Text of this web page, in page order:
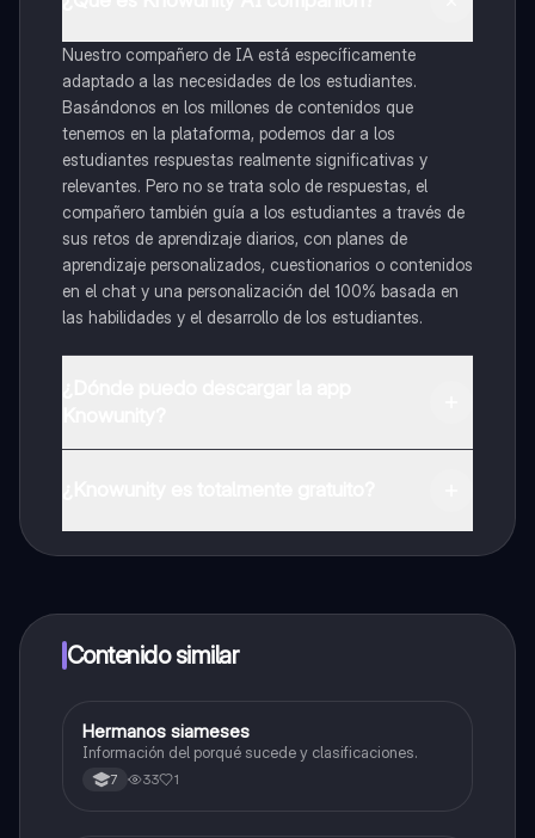
Nuestro compañero de IA está específicamente
adaptado a las necesidades de los estudiantes.
Basándonos en los millones de contenidos que
tenemos en la plataforma, podemos dar a los
estudiantes respuestas realmente significativas y
relevantes. Pero no se trata solo de respuestas, el
compañero también guía a los estudiantes a través de
sus retos de aprendizaje diarios, con planes de
aprendizaje personalizados, cuestionarios o contenidos
en el chat y una personalización del 100% basada en
las habilidades y el desarrollo de los estudiantes.
a determinadas funciones.
Contenido similar
Biologia
Hermanos siameses
Información del porqué sucede y clasificaciones.
7 33 1